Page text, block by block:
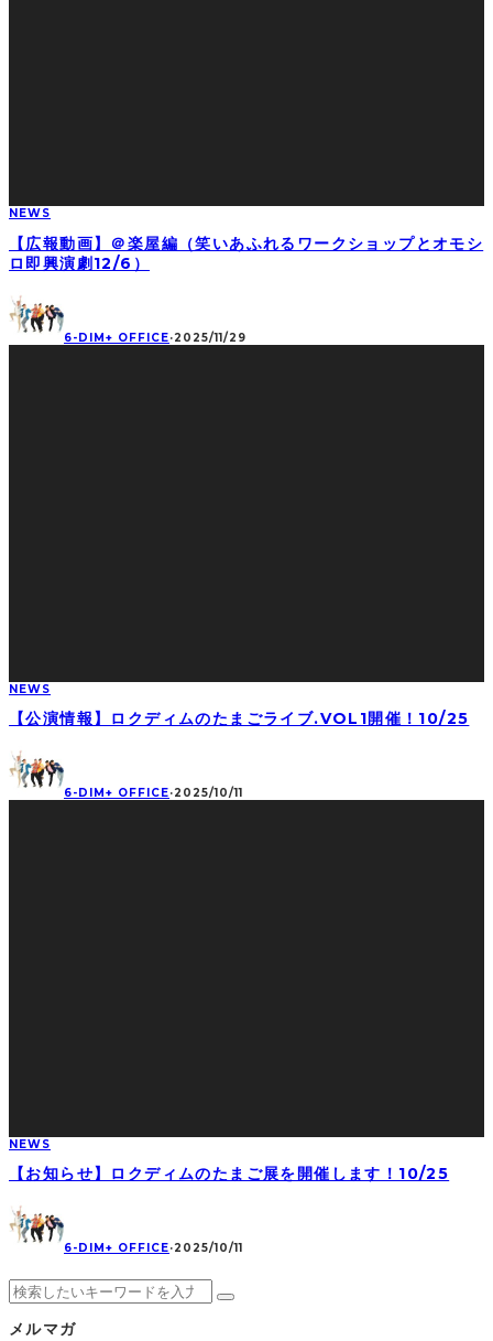
NEWS
【広報動画】＠楽屋編（笑いあふれるワークショップとオモシ
ロ即興演劇12/6）
6-DIM+ OFFICE·2025/11/29
NEWS
【公演情報】ロクディムのたまごライブ.VOL1開催！10/25
6-DIM+ OFFICE·2025/10/11
NEWS
【お知らせ】ロクディムのたまご展を開催します！10/25
6-DIM+ OFFICE·2025/10/11
メルマガ